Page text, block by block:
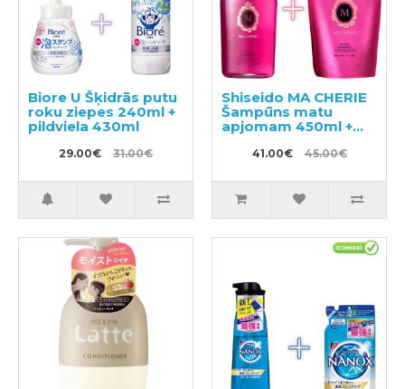
Biore U Šķidrās putu
roku ziepes 240ml +
pildviela 430ml
29.00€ 31.00€
Shiseido MA CHERIE
Šampūns matu
apjomam 450ml +
pildviela 380ml
41.00€ 45.00€